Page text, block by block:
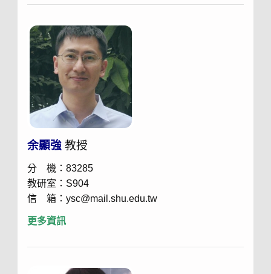
余顯強 教授
分 機：83285
教研室：S904
信 箱：ysc@mail.shu.edu.tw
更多資訊